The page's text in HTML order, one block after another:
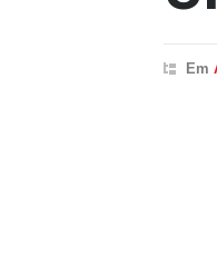
Em